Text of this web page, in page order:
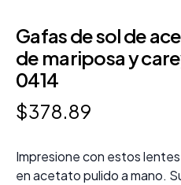
Gafas de sol de
de mariposa y
0414
$378.89
Impresione con estos
en acetato pulido a mano.